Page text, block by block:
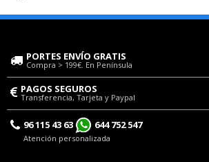
PORTES ENVÍO GRATIS
Compra > 199€. En Península
PAGOS SEGUROS
Transferencia, Tarjeta y Paypal
96 115 43 63 644 752 547
Atención personalizada